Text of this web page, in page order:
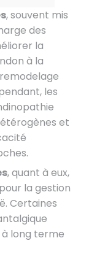
, souvent mis
des
la
à la
les
et
, quant à eux,
la gestion
Certaines
long terme